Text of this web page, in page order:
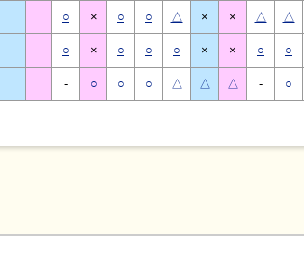
○ × ○ ○ △ × × △ △
○ × ○ ○ ○ × × ○ ○
- ○ ○ ○ △ △ △ - ○